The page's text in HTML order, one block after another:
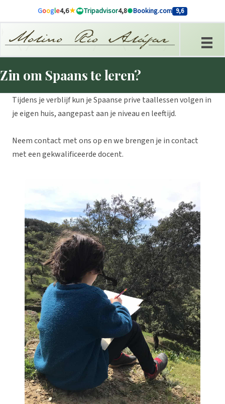
Overslaan naar inhoud
Google4,6 Tripadvisor4,8 Booking.com 9,6
Zin om Spaans te leren?
Tijdens je verblijf kun je Spaanse prive taallessen volgen in
je eigen huis, aangepast aan je niveau en leeftijd.
Neem contact met ons op en we brengen je in contact
met een gekwalificeerde docent.